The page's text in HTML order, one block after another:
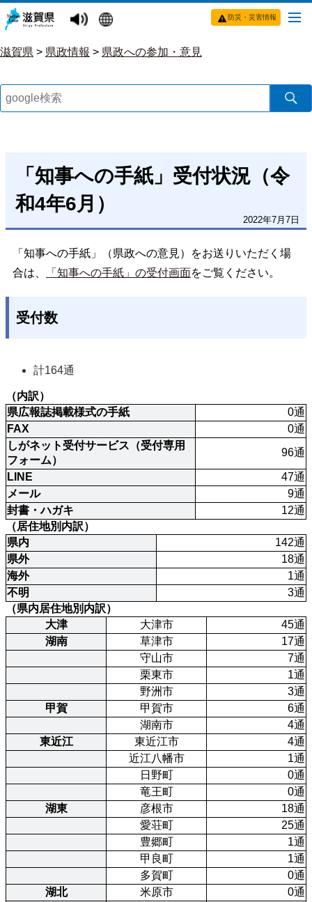
防災・災害情報
滋賀県 > 県政情報 > 県政への参加・意見
「知事への手紙」受付状況（令
和4年6月）
2022年7月7日
「知事への手紙」（県政への意見）をお送りいただく場
合は、
「知事への手紙」の受付画面をご覧ください。
受付数
計164通
（内訳）
県広報誌掲載様式の手紙
0通
FAX
0通
しがネット受付サービス（受付専用
フォーム）
96通
LINE
47通
メール
9通
封書・ハガキ
12通
（居住地別内訳）
県内
142通
県外
18通
海外
1通
不明
3通
（県内居住地別内訳）
大津
大津市
45通
湖南
草津市
17通
守山市
7通
栗東市
1通
野洲市
3通
甲賀
甲賀市
6通
湖南市
4通
東近江
東近江市
4通
近江八幡市
1通
日野町
0通
竜王町
0通
湖東
彦根市
18通
愛荘町
25通
豊郷町
1通
甲良町
1通
多賀町
0通
湖北
米原市
0通